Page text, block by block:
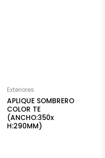
Exteriores
APLIQUE SOMBRERO
COLOR TE
(ANCHO:350x
H:290MM)